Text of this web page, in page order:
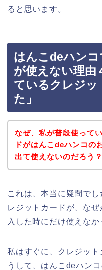
ると思います。
はんこdeハン
が使えない理由
ているクレジッ
た」
なぜ、私が普段使って
ドがはんこdeハンコの
出て使えないのだろう？
これは、本当に疑問で
レジットカードが、な
入した時にだけ使えなか
私はすぐに、クレジッ
うして、はんこdeハン